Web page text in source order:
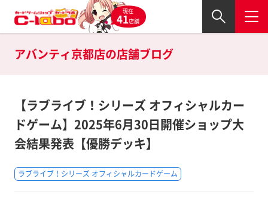
現在
41店舗
アバンティ京都店の店舗ブログ
【ラブライブ！シリーズ オフィシャルカー
ドゲーム】2025年6月30日開催ショップ大
会結果発表【優勝デッキ】
ラブライブ！シリーズ オフィシャルカードゲーム